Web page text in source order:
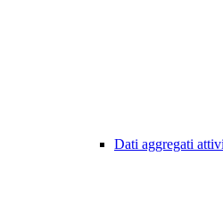
Dati aggregati